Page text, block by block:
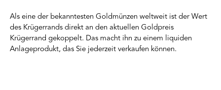
Als eine der bekanntesten Goldmünzen weltweit ist der Wert
des Krügerrands direkt an den aktuellen Goldpreis
Krügerrand gekoppelt. Das macht ihn zu einem liquiden
Anlageprodukt, das Sie jederzeit verkaufen können.